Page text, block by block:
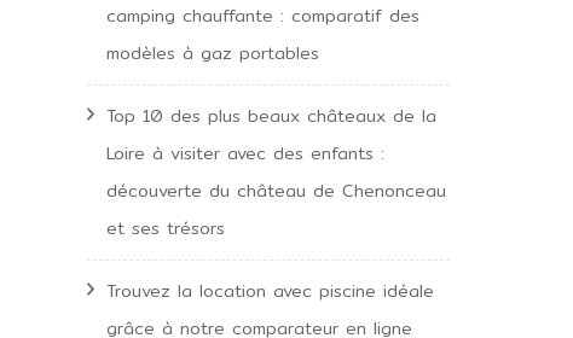
camping chauffante : comparatif des
modèles à gaz portables
Top 10 des plus beaux châteaux de la
Loire à visiter avec des enfants :
découverte du château de Chenonceau
et ses trésors
Trouvez la location avec piscine idéale
grâce à notre comparateur en ligne